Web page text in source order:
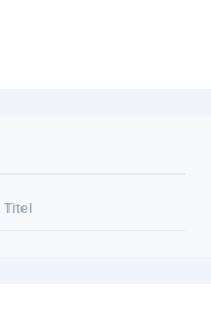
Titel